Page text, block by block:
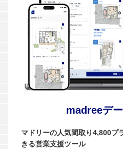
madreeデ
マドリーの人気間取り4,800プ
きる営業支援ツール